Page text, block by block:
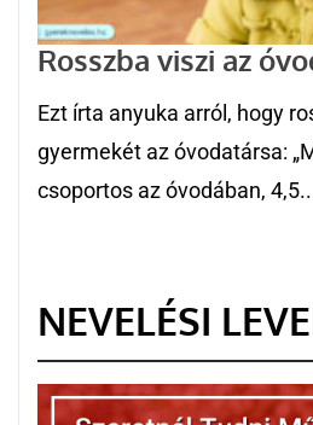
Rosszba viszi az
Ezt írta anyuka arról, hogy
gyermekét az óvodatársa:
csoportos az óvodában,
NEVELÉSI